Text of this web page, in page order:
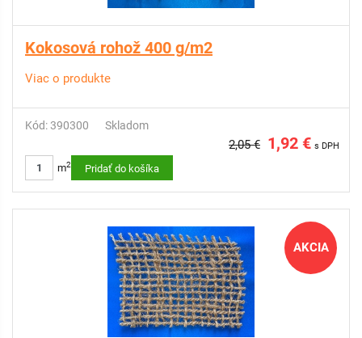
Kokosová rohož 400 g/m2
Viac o produkte
Kód: 390300 Skladom
2,05 € 1,92 € s DPH
m2 Pridať do košíka
AKCIA